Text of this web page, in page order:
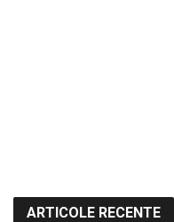
ARTICOLE RECENTE